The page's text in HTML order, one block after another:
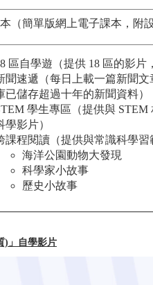
（簡單版網上電子課本，附
區自學遊（提供 18 區的影片
聞速遞（每日上載一篇新聞
已儲存超過十年的新聞資料）
學生專區（提供與
學影片）
課程閱讀（提供與常識科學習
海洋公園動物大發現
科學家小故事
歷史小故事
)」自學影片